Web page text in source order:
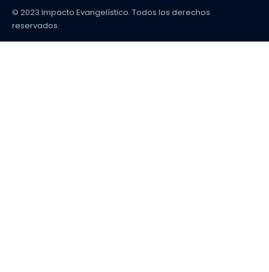
© 2023 Impacto Evangelístico. Todos los derechos
reservados.